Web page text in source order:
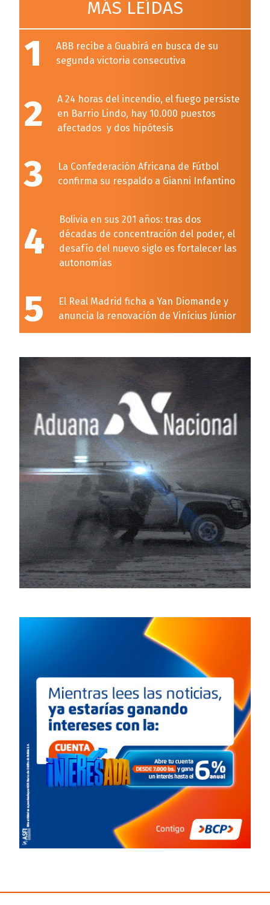
MÁS LEÍDAS
1
ABB recibe a Guabirá en busca de su
segunda victoria consecutiva
2
A 24 horas del incendio, el fuego persiste
en Barrio Lindo, hay 10.000 puestos
afectados y dos hipótesis
3
La Confederación Africana de Fútbol
confirma su respaldo a Gianni Infantino
4
Bolivia en sus 201 años: tras dos
décadas de concentración del poder, el
desafío del nuevo siglo es fortalecer las
autonomías
5
El Real Madrid ficha a Yan Diomande y
anuncia la renovación de Vinícius Júnior